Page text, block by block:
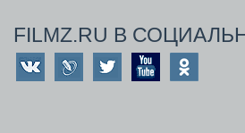
FILMZ.RU В